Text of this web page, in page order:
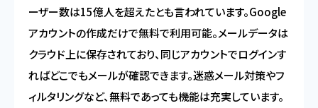
ーザー数は15億人を超えたとも言われています。Google
アカウントの作成だけで無料で利用可能。メールデータは
クラウド上に保存されており、同じアカウントでログインす
ればどこでもメールが確認できます。迷惑メール対策やフ
ィルタリングなど、無料であっても機能は充実しています。